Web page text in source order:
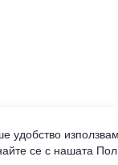
удобство
се с нашата